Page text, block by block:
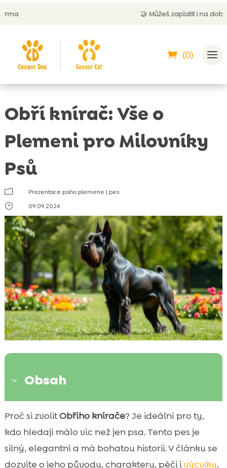
Můžeš zaplatit i na dobírku
(0)
Obří knírač: Vše o
Plemeni pro Milovníky
Psů
m Prezentace psího plemene | pes
}
09.09.2024
3 Obsah
 Původ a historie plemene Obří knírač
 Vzhled a charakteristika Obřího knírače
 Povaha a temperament Obřího knírače
 Obří knírač jako rodinný pes
Proč si zvolitObřího knírače? Je ideální pro ty,
kdo hledají málo víc než jen psa. Tento pes je
silný, elegantní a má bohatou historii. V článku se
dozvíte o jeho původu, charakteru, péči ivýcviku.